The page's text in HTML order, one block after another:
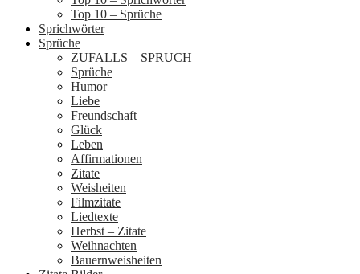
Top 10 – Sprüche
Sprichwörter
Sprüche
ZUFALLS – SPRUCH
Sprüche
Humor
Liebe
Freundschaft
Glück
Leben
Affirmationen
Zitate
Weisheiten
Filmzitate
Liedtexte
Herbst – Zitate
Weihnachten
Bauernweisheiten